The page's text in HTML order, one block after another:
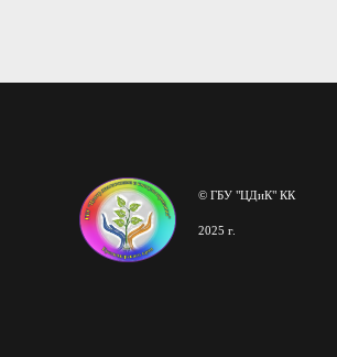
© ГБУ "ЦДиК" КК
2025 г.